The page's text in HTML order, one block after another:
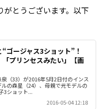
とうございます。以下
ゴージャス3ショット”！
「プリンセスみたい」【画
（33）が2016年5月2日付のインス
の森星（24）、母親で元モデルの
3ショット...
2016-05-04 12:18